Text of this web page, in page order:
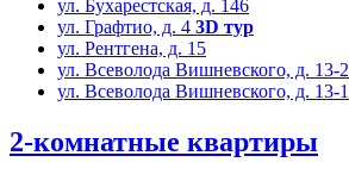
ул. Бухарестская, д. 146
ул. Графтио, д. 4 3D тур
ул. Рентгена, д. 15
ул. Всеволода Вишневского, д. 13-2
ул. Всеволода Вишневского, д. 13-1
2-комнатные квартиры